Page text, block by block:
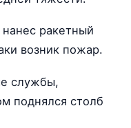
ракетный
возник пожар.
службы,
поднялся столб